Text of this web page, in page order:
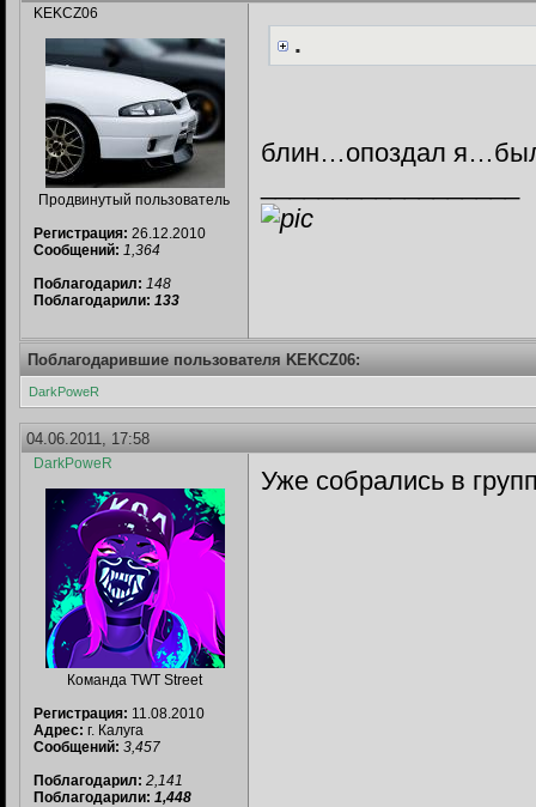
KEKCZ06
Продвинутый пользователь
Регистрация: 26.12.2010
Сообщений: 1,364
Поблагодарил: 148
Поблагодарили: 133
.
блин…опоздал
Поблагодарившие пользователя KEKCZ06:
DarkPoweR
04.06.2011, 17:58
DarkPoweR
Команда TWT Street
Регистрация: 11.08.2010
Адрес: г. Калуга
Сообщений: 3,457
Поблагодарил: 2,141
Поблагодарили: 1,448
Уже собрались в